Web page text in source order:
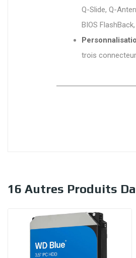
Q-Slide, Q-
BIOS
trois
16 Autres Produits